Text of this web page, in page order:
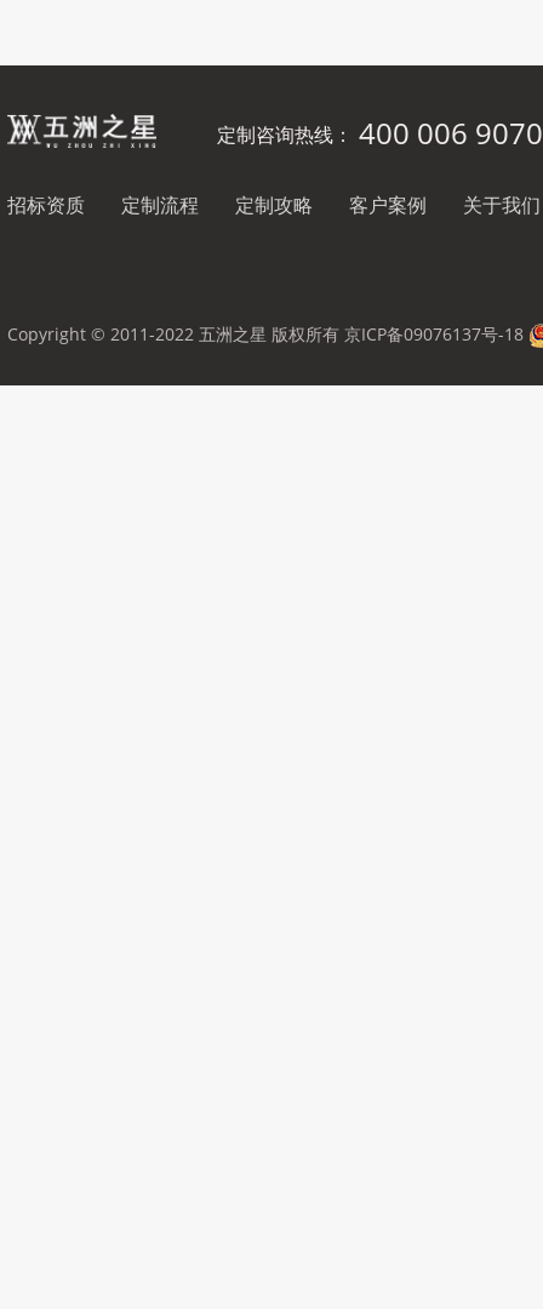
定制咨询热线： 400 006 9070
招标资质 定制流程 定制攻略 客户案例 关于我们
Copyright © 2011-2022 五洲之星 版权所有 京ICP备09076137号-18